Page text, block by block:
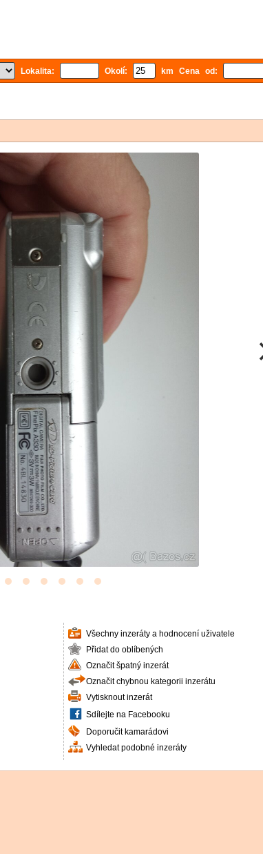
Lokalita: Okolí: km Cena od:
Všechny inzeráty a hodnocení uživatele
Přidat do oblíbených
Označit špatný inzerát
Označit chybnou kategorii inzerátu
Vytisknout inzerát
Sdílejte na Facebooku
Doporučit kamarádovi
Vyhledat podobné inzeráty